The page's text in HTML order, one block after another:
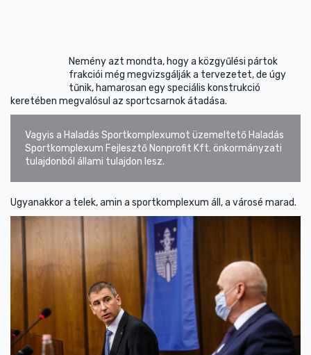
Nemény azt mondta, hogy a közgyűlési pártok
frakciói még megvizsgálják a tervezetet, de úgy
tűnik, hamarosan egy speciális konstrukció
keretében megvalósul az sportcsarnok átadása.
Vagyis a Haladás Sportkomplexumot üzemeltető Haladás
Sportkomplexum Fejlesztő Nonprofit Kft. önkormányzati
tulajdonból állami tulajdon lesz.
Ugyanakkor a telek, amin a sportkomplexum áll, a városé marad.